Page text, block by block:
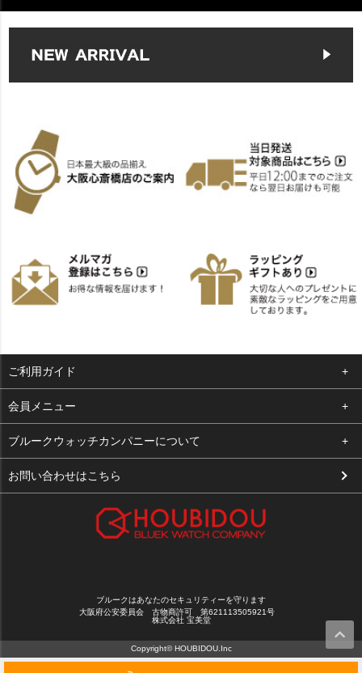
ご利用ガイド
よくある質問
支払い・送料
お客様の声
会員メニュー
ログイン
お気に入り
ブルークウォッチカンパニーについて
会社概要
お問い合わせはこちら
ブルークはあなたのセキュリティーを守ります
大阪府公安委員会 古物商許可 第621113505921号
株式会社 宝美堂
Copyright© HOUBIDOU.Inc